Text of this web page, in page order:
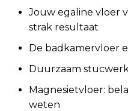
Jouw egaline vloer
strak resultaat
De badkamervloer
Duurzaam
Magnesietvloer:
weten